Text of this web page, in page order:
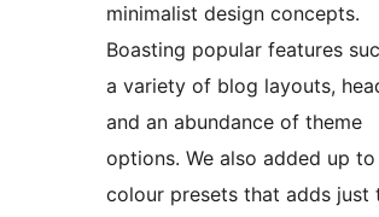
minimalist design concepts.
Boasting popular features
a variety of blog layouts,
and an abundance of theme
options. We also added up to
colour presets that adds just